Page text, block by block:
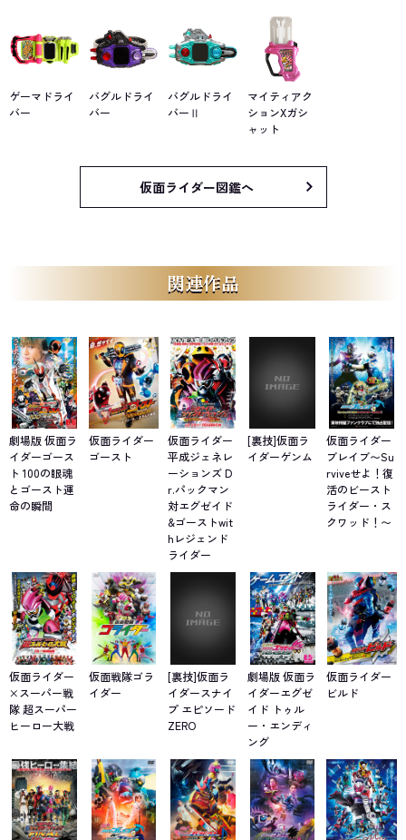
ゲーマドライ
バー
バグルドライ
バー
バグルドライ
バーⅡ
マイティアク
ションXガシ
ャット
仮面ライダー図鑑へ
関連作品
劇場版 仮面ラ
イダーゴース
ト 100の眼魂
とゴースト運
命の瞬間
仮面ライダー
ゴースト
仮面ライダー
平成ジェネレ
ーションズ D
r.パックマン
対エグゼイド
&ゴーストwit
hレジェンド
ライダー
[裏技]仮面ラ
イダーゲンム
仮面ライダー
ブレイブ〜Su
rviveせよ！復
活のビースト
ライダー・ス
クワッド！〜
仮面ライダー
×スーパー戦
隊 超スーパー
ヒーロー大戦
仮面戦隊ゴラ
イダー
[裏技]仮面ラ
イダースナイ
プ エピソード
ZERO
劇場版 仮面ラ
イダーエグゼ
イド トゥル
ー・エンディ
ング
仮面ライダー
ビルド